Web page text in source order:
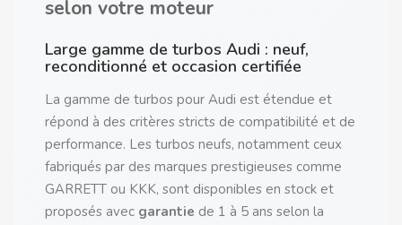
selon votre moteur
Large gamme de turbos Audi : neuf,
reconditionné et occasion certifiée
La gamme de turbos pour Audi est étendue et
répond à des critères stricts de compatibilité et de
performance. Les turbos neufs, notamment ceux
fabriqués par des marques prestigieuses comme
GARRETT ou KKK, sont disponibles en stock et
proposés avec garantie de 1 à 5 ans selon la